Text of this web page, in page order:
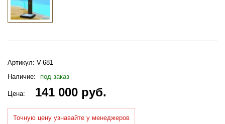
Артикул: V-681
Наличие:
под заказ
Цена: 141 000 руб.
Точную цену узнавайте у менеджеров